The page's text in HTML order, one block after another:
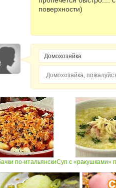
поверхности)
Домохозяйка,
по-итальянскиСуп с «ракушками»